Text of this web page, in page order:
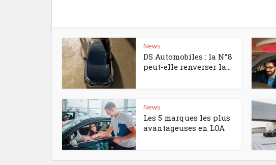
News
DS Automobiles : la N°8
peut-elle renverser la...
News
Les 5 marques les plus
avantageuses en LOA